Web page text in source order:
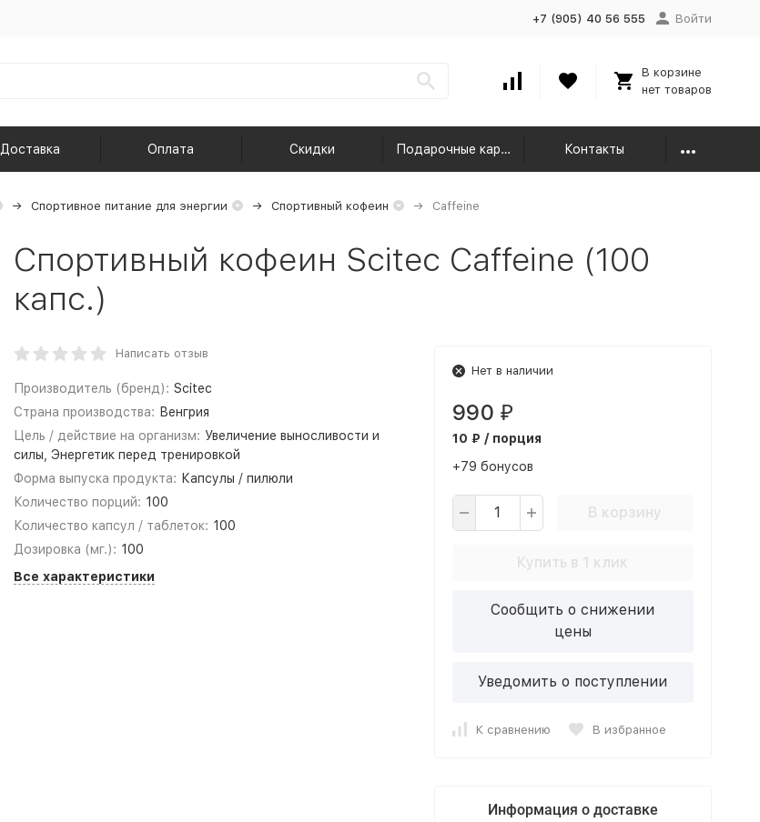
+7 (905) 40 56 555 Войти
В корзине
нет товаров
Доставка Оплата Скидки Подарочные карты Контакты
Спортивное питание для энергии Спортивный кофеин Caffeine
Спортивный кофеин Scitec Caffeine (100
капс.)
Написать отзыв
Производитель (бренд): Scitec
Страна производства: Венгрия
Цель / действие на организм: Увеличение выносливости и
силы, Энергетик перед тренировкой
Форма выпуска продукта: Капсулы / пилюли
Количество порций: 100
Количество капсул / таблеток: 100
Дозировка (мг.): 100
Все характеристики
Нет в наличии
990 ₽
10 ₽ / порция
+79 бонусов
В корзину
Купить в 1 клик
Сообщить о снижении
цены
Уведомить о поступлении
К сравнению В избранное
Информация о доставке